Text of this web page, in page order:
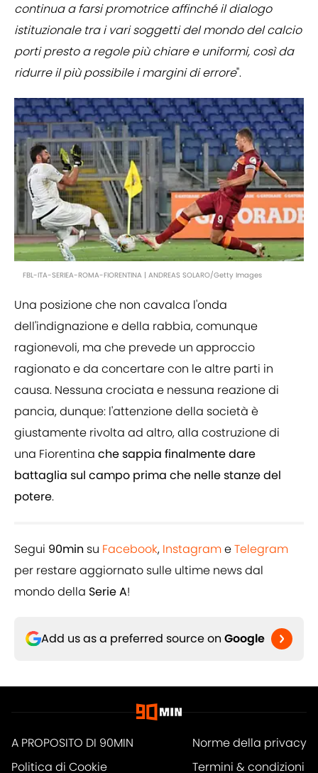
continua a farsi promotrice affinché il dialogo
istituzionale tra i vari soggetti del mondo del calcio
porti presto a regole più chiare e uniformi, così da
ridurre il più possibile i margini di errore".
FBL-ITA-SERIEA-ROMA-FIORENTINA | ANDREAS SOLARO/Getty Images
Una posizione che non cavalca l'onda
dell'indignazione e della rabbia, comunque
ragionevoli, ma che prevede un approccio
ragionato e da concertare con le altre parti in
causa. Nessuna crociata e nessuna reazione di
pancia, dunque: l'attenzione della società è
giustamente rivolta ad altro, alla costruzione di
una Fiorentina che sappia finalmente dare
battaglia sul campo prima che nelle stanze del
potere.
Segui 90min su Facebook, InstagrameTelegram
per restare aggiornato sulle ultime news dal
mondo della Serie A!
Add us as a preferred source on Google
A PROPOSITO DI 90MIN
Norme della privacy
Politica di Cookie
Termini & condizioni